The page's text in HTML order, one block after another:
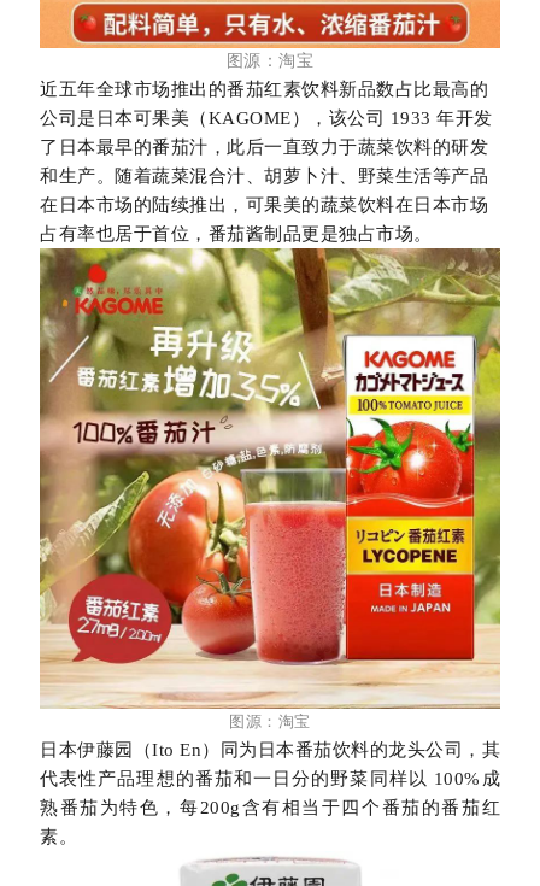
图源：淘宝
近五年全球市场推出的番茄红素饮料新品数占比最高的
公司是日本可果美（KAGOME），该公司 1933 年开发
了日本最早的番茄汁，此后一直致力于蔬菜饮料的研发
和生产。随着蔬菜混合汁、胡萝卜汁、野菜生活等产品
在日本市场的陆续推出，可果美的蔬菜饮料在日本市场
占有率也居于首位，番茄酱制品更是独占市场。
图源：淘宝
日本伊藤园（Ito En）同为日本番茄饮料的龙头公司，其
代表性产品理想的番茄和一日分的野菜同样以 100%成
熟番茄为特色，每200g含有相当于四个番茄的番茄红
素。